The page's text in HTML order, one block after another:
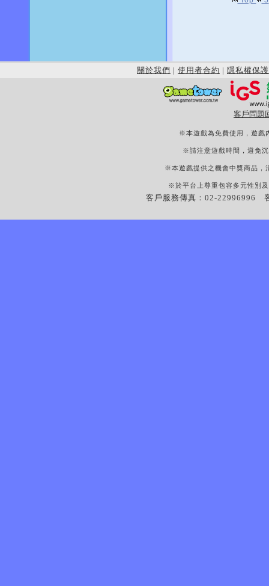
關於我們 | 使用者合約 | 隱私權保護
客戶問題
※本遊戲為免費使用，遊戲
※請注意遊戲時間，避免
※本遊戲提供之機會中獎商品，
※於平台上尊重包容多元性別
客戶服務傳真：02-22996996